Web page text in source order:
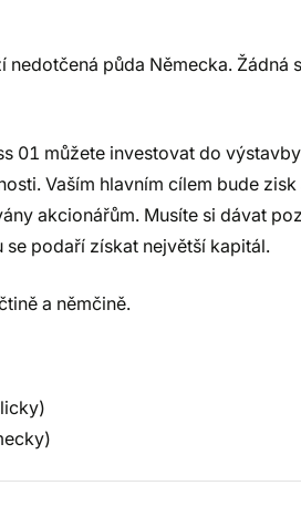
nedotčená půda Německa.
01 můžete investovat do
Vaším hlavním cílem bude
akcionářům. Musíte si dávat
se podaří získat největší kapitál.
a němčině.